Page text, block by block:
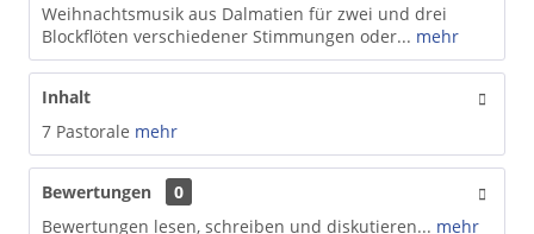
Weihnachtsmusik aus Dalmatien für zwei und drei
Blockflöten verschiedener Stimmungen oder... mehr
Inhalt
7 Pastorale mehr
Bewertungen
0
Bewertungen lesen, schreiben und diskutieren... mehr